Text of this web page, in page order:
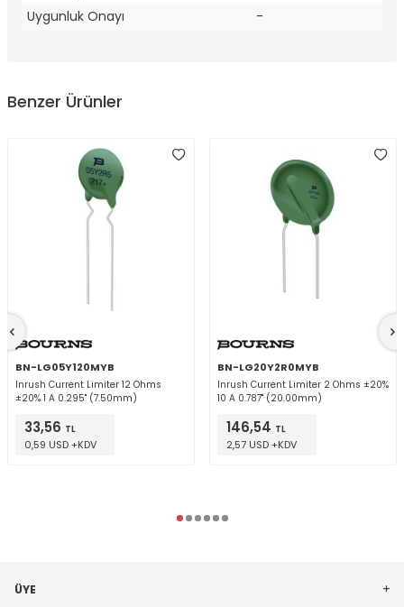
Uygunluk Onayı
-
Benzer Ürünler
BN-LG05Y120MYB
Inrush Current Limiter 12 Ohms
±20% 1 A 0.295" (7.50mm)
33,56 TL
0,59 USD +KDV
BN-LG20Y2R0MYB
Inrush Current Limiter 2 Ohms ±20%
10 A 0.787" (20.00mm)
146,54 TL
2,57 USD +KDV
ÜYE